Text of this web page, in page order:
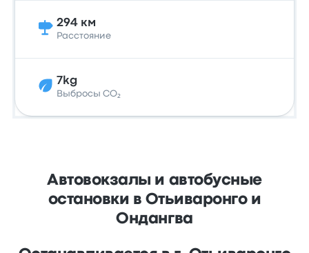
294 км
Расстояние
7kg
Выбросы CO₂
Автовокзалы и автобусные
остановки в Отьиваронго и
Ондангва